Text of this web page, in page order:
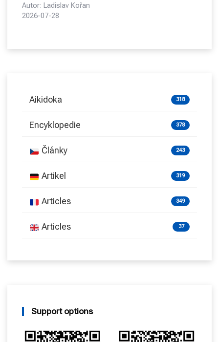
Autor: Ladislav Kořan
2026-07-28
Aikidoka 318
Encyklopedie 378
Články 243
Artikel 319
Articles 349
Articles 37
Support options